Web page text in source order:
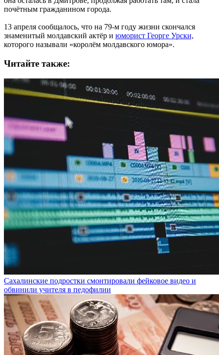
почётным гражданином города.
13 апреля сообщалось, что на 79-м году жизни скончался
знаменитый молдавский актёр и юморист Георге Урски,
которого называли «королём молдавского юмора».
Читайте также:
Сахалинские подростки смонтировали фейковое видео и
обвинили учителя в педофилии